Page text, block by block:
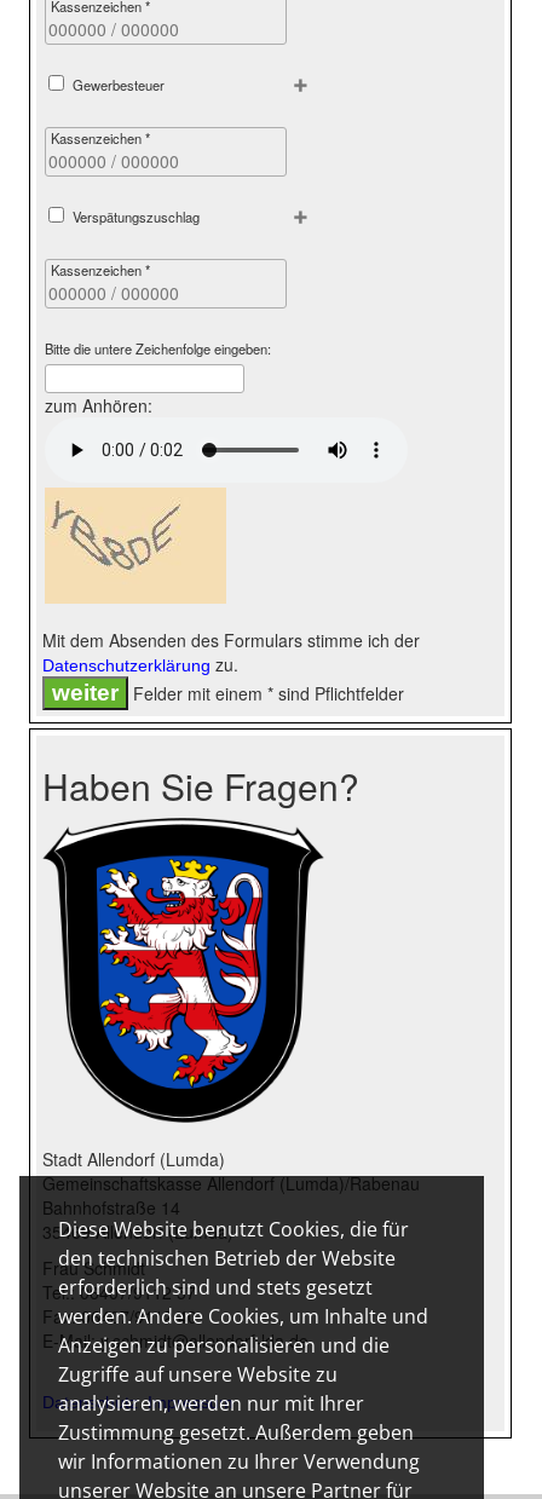
Diese Website benutzt Cookies, die für
den technischen Betrieb der Website
erforderlich sind und stets gesetzt
werden. Andere Cookies, um Inhalte und
Anzeigen zu personalisieren und die
Zugriffe auf unsere Website zu
analysieren, werden nur mit Ihrer
Zustimmung gesetzt. Außerdem geben
wir Informationen zu Ihrer Verwendung
unserer Website an unsere Partner für